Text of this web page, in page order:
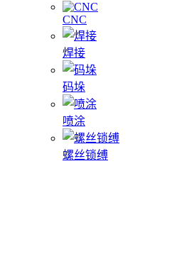
CNC
焊接
码垛
喷涂
螺丝锁缚